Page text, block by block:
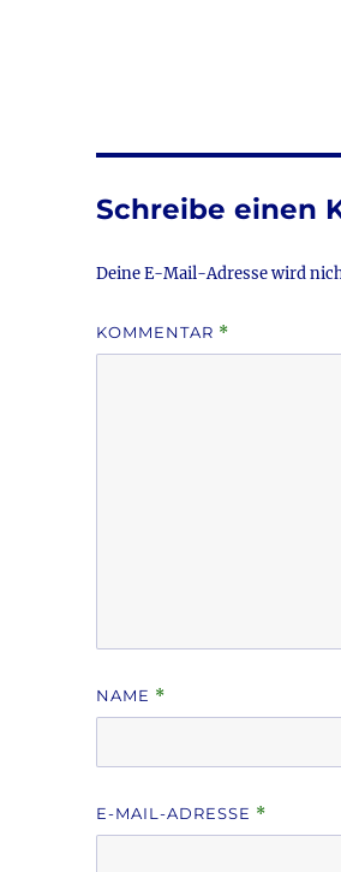
Schreibe einen
Deine E-Mail-Adresse wird
KOMMENTAR *
NAME *
E-MAIL-ADRESSE *